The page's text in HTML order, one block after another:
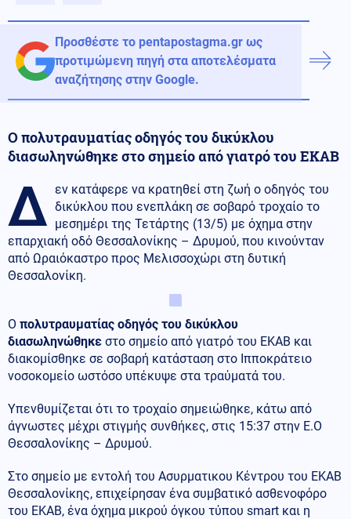
Προσθέστε το pentapostagma.gr ως
προτιμώμενη πηγή στα αποτελέσματα
αναζήτησης στην Google.
Ο πολυτραυματίας οδηγός του δικύκλου
διασωληνώθηκε στο σημείο από γιατρό του ΕΚΑΒ
Δ εν κατάφερε να κρατηθεί στη ζωή ο οδηγός του
δικύκλου που ενεπλάκη σε σοβαρό τροχαίο το
μεσημέρι της Τετάρτης (13/5) με όχημα στην
επαρχιακή οδό Θεσσαλονίκης – Δρυμού, που κινούνταν
από Ωραιόκαστρο προς Μελισσοχώρι στη δυτική
Θεσσαλονίκη.
Ο πολυτραυματίας οδηγός του δικύκλου
διασωληνώθηκε στο σημείο από γιατρό του ΕΚΑΒ και
διακομίσθηκε σε σοβαρή κατάσταση στο Ιπποκράτειο
νοσοκομείο ωστόσο υπέκυψε στα τραύματά του.
Υπενθυμίζεται ότι το τροχαίο σημειώθηκε, κάτω από
άγνωστες μέχρι στιγμής συνθήκες, στις 15:37 στην Ε.Ο
Θεσσαλονίκης – Δρυμού.
Στο σημείο με εντολή του Ασυρματικου Κέντρου του ΕΚΑΒ
Θεσσαλονίκης, επιχείρησαν ένα συμβατικό ασθενοφόρο
του ΕΚΑΒ, ένα όχημα μικρού όγκου τύπου smart και η